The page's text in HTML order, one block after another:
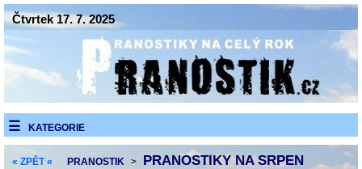
Čtvrtek 17. 7. 2025
KATEGORIE
« ZPĚT « PRANOSTIK > PRANOSTIKY NA SRPEN